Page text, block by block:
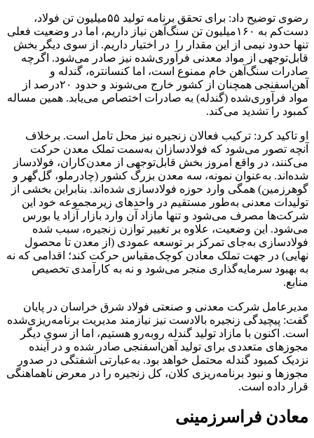
رضوی توضیح داد: برای تحقق برنامه تولید ۵۵‌میلیون تن فولاد،
دست‌کم به ۱۶۰‌میلیون تن سنگ‌آهن نیاز داریم، اما در وضعیت فعلی
تنها حدود نیمی از این مقدار را در اختیار داریم. از سوی دیگر بخش
قابل‌توجهی از مواد معدنی فرآوری‌شده نیز صادر می‌شود. اگرچه
صادرات سنگ‌آهن خام ممنوع است، اما کنسانتره، گندله و
آهن‌اسفنجی همچنان از کشور خارج می‌شوند و حدود ۲۰درصد از
مواد فرآوری‌شده (گندله) به صادرات اختصاص می‌یابد. همین مساله
کمبود را تشدید می‌کند.
او تاکید کرد: ترکیب فعالان زنجیره نیز محل تامل است. برخلاف
آنچه تصور می‌شود که فولادسازان به‌سمت تملک معدن حرکت
می‌کنند، در واقع امروز بخش قابل‌توجهی از معدن‌کاران، فولادساز
شده‌اند. به‌عنوان نمونه، سه معدن بزرگ کشور (چادرملو، گل‌گهر و
گوهرزمین) همگی وارد حوزه فولادسازی شده‌اند. بنابراین بخشی از
تولیدات معدنی به‌طور مستقیم در واحدهای زیرمجموعه خود این
شرکت‌ها مصرف می‌شود و تنها مازاد آن وارد بازار آزاد یا بورس
می‌شود. این وضعیت، علاوه بر تغییر توازن زنجیره، سبب شده
فولادسازی به‌جای تمرکز بر توسعه عمودی (از معدن تا محصول
نهایی) در جهت تملک معادن کوچک‌مقیاس حرکت کند؛ اقدامی که نه
به بهبود سرمایه‌گذاری منجر می‌شود و نه به کارآمدی تخصیص
منابع.
مدیرعامل شرکت معدنی و صنعتی فولاد شرق خراسان در پایان
گفت: پیچیدگی زنجیره بالادست نیز نیازمند مدیریت برنامه‌ریزی‌شده
است. اکنون با مازاد تولید گندله روبه‌رو هستیم، اما از سوی دیگر
مجوزهای متعددی برای تولید آهن‌اسفنجی صادر شده و در آینده
نزدیک کمبود گندله محتمل خواهد بود. به‌عبارتی آشفتگی در صدور
مجوزها و نبود برنامه‌ریزی کلان، کل زنجیره را در معرض ناهماهنگی
قرار داده است.
معادن فراسرزمینی